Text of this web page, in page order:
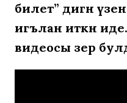
билет” дигән
игълан иткән
видеосы әзер